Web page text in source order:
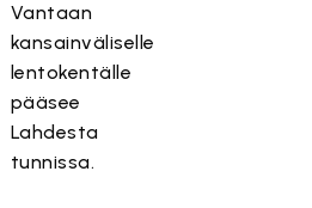
Vantaan
kansainväliselle
lentokentälle
pääsee
Lahdesta
tunnissa.